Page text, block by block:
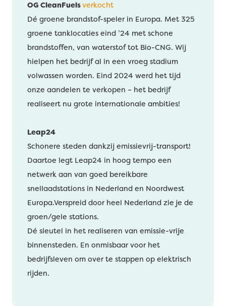
OG CleanFuelsverkocht
Dé groene brandstof-speler in Europa. Met 325
groene tanklocaties eind ’24 met schone
brandstoffen, van waterstof tot Bio-CNG. Wij
hielpen het bedrijf al in een vroeg stadium
volwassen worden. Eind 2024 werd het tijd
onze aandelen te verkopen – het bedrijf
realiseert nu grote internationale ambities!
Leap24
Schonere steden dankzij emissievrij-transport!
Daartoe legt Leap24 in hoog tempo een
netwerk aan van goed bereikbare
snellaadstations in Nederland en Noordwest
Europa.Verspreid door heel Nederland zie je de
groen/gele stations.
Dé sleutel in het realiseren van emissie-vrije
binnensteden. En onmisbaar voor het
bedrijfsleven om over te stappen op elektrisch
rijden.